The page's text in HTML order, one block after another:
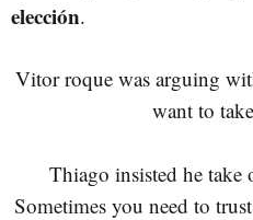
elección.
Vitor roque was arguing
want to
Thiago insisted he take
Sometimes you need to